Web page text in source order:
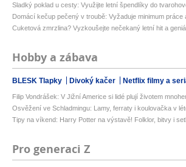
Sladký poklad u cesty: Využijte letní špendlíky do
Domácí kečup pečený v troubě: Vyžaduje minimum práce
Cuketová zmrzlina? Vyzkoušejte nečekaný letní hit a
Hobby a zábava
BLESK Tlapky Divoký kačer Netflix filmy a
Filip Vondrášek: V Jižní Americe si lidé plují životem
Osvěžení ve Schladmingu: Lamy, ferraty i koulovačka v
Tipy na víkend: Harry Potter na výstavě! Folklor, bitvy i
Pro generaci Z